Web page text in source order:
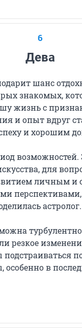
6
Дева
шанс
знакомых,
жизнь с
и опыт вдруг
и хорошим
возможностей.
для
личным и
астролог.
резкое
подстраиваться
особенно в